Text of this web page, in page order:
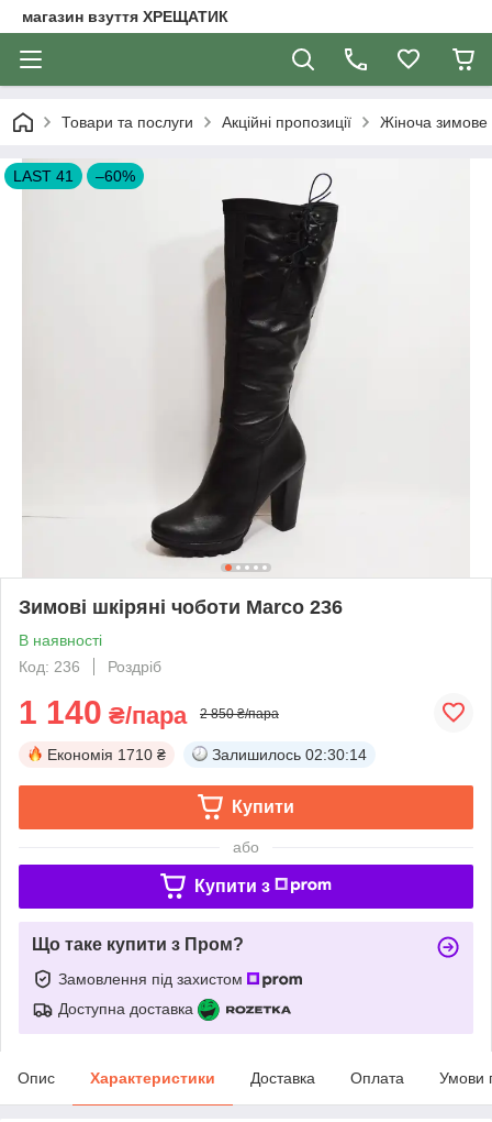
магазин взуття ХРЕЩАТИК
Товари та послуги Акційні пропозиції Жіноча зимове
LAST 41 –60%
Зимові шкіряні чоботи Marco 236
В наявності
Код: 236
Роздріб
1 140 ₴/пара 2 850 ₴/пара
Економія 1710 ₴ Залишилось 02:30:14
Купити
або
Купити з
Що таке купити з Пром?
Замовлення під захистом
Доступна доставка
Опис Характеристики Доставка Оплата Умови